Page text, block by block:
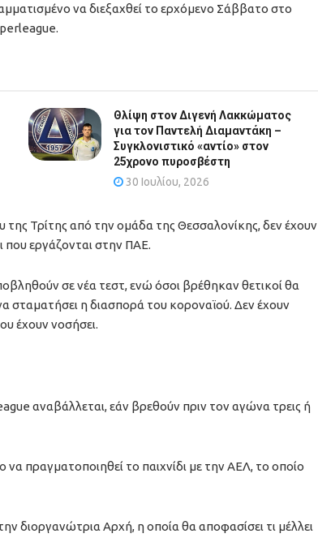
να διεξαχθεί το ερχόμενο Σάββατο στο
Θλίψη στον Διγενή Λακκώματος
για τον Παντελή Διαμαντάκη –
Συγκλονιστικό «αντίο» στον
25χρονο πυροσβέστη
30 Ιουλίου, 2026
Τρίτης από την ομάδα της Θεσσαλονίκης, δεν έχουν
που εργάζονται στην ΠΑΕ.
σε νέα τεστ, ενώ όσοι βρέθηκαν θετικοί θα
σταματήσει η διασπορά του κοροναϊού. Δεν έχουν
έχουν νοσήσει.
αναβάλλεται, εάν βρεθούν πριν τον αγώνα τρεις ή
να πραγματοποιηθεί το παιχνίδι με την ΑΕΛ, το οποίο
διοργανώτρια Αρχή, η οποία θα αποφασίσει τι μέλλει